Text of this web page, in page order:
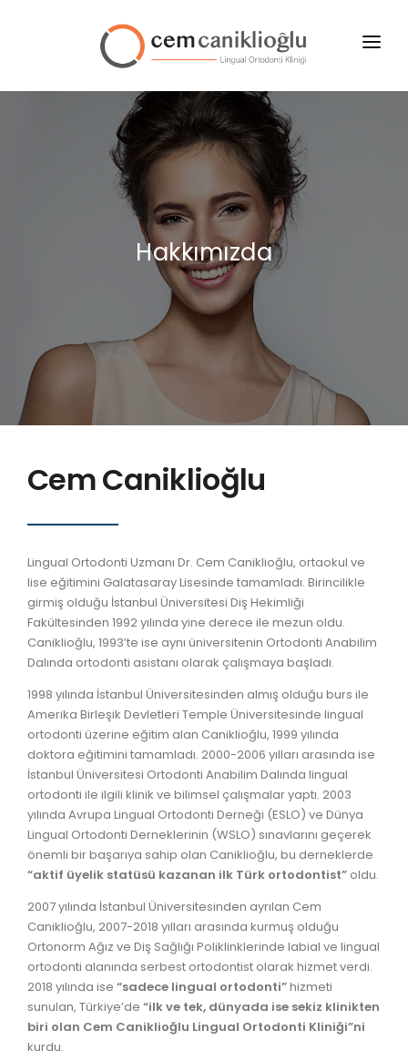
HİZMETLERİMİZ
Hakkımızda
Cem Caniklioğlu
Lingual Ortodonti Uzmanı Dr. Cem Caniklioğlu, ortaokul ve
lise eğitimini Galatasaray Lisesinde tamamladı. Birincilikle
girmiş olduğu İstanbul Üniversitesi Diş Hekimliği
Fakültesinden 1992 yılında yine derece ile mezun oldu.
Caniklioğlu, 1993’te ise aynı üniversitenin Ortodonti Anabilim
Dalında ortodonti asistanı olarak çalışmaya başladı.
1998 yılında İstanbul Üniversitesinden almış olduğu burs ile
Amerika Birleşik Devletleri Temple Üniversitesinde lingual
ortodonti üzerine eğitim alan Caniklioğlu, 1999 yılında
doktora eğitimini tamamladı. 2000-2006 yılları arasında ise
İstanbul Üniversitesi Ortodonti Anabilim Dalında lingual
ortodonti ile ilgili klinik ve bilimsel çalışmalar yaptı. 2003
yılında Avrupa Lingual Ortodonti Derneği (ESLO) ve Dünya
Lingual Ortodonti Derneklerinin (WSLO) sınavlarını geçerek
önemli bir başarıya sahip olan Caniklioğlu, bu derneklerde
“aktif üyelik statüsü kazanan ilk Türk ortodontist” oldu.
2007 yılında İstanbul Üniversitesinden ayrılan Cem
Caniklioğlu, 2007-2018 yılları arasında kurmuş olduğu
Ortonorm Ağız ve Diş Sağlığı Poliklinklerinde labial ve lingual
ortodonti alanında serbest ortodontist olarak hizmet verdi.
2018 yılında ise “sadece lingual ortodonti”hizmeti
sunulan, Türkiye’de “ilk ve tek, dünyada ise sekiz klinikten
biri olan Cem Caniklioğlu Lingual Ortodonti Kliniği”ni
kurdu.